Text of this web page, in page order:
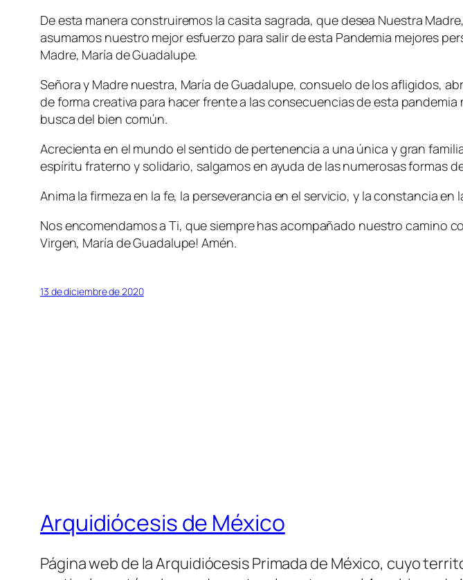
De esta manera construiremos la casita sagrada, que desea Nuestra
asumamos nuestro mejor esfuerzo para salir de esta Pandemia mejores
Madre, María de Guadalupe.
Señora y Madre nuestra, María de Guadalupe, consuelo de los afligidos,
de forma creativa para hacer frente a las consecuencias de esta
busca del bien común.
Acrecienta en el mundo el sentido de pertenencia a una única y gran
espíritu fraterno y solidario, salgamos en ayuda de las numerosas formas
Anima la firmeza en la fe, la perseverancia en el servicio, y la constancia en
Nos encomendamos a Ti, que siempre has acompañado nuestro camino
Virgen, María de Guadalupe! Amén.
13 de diciembre de 2020
Arquidiócesis de México
Página web de la Arquidiócesis Primada de México, cuyo